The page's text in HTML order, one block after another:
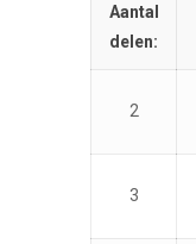
Aantal
delen:
2
3